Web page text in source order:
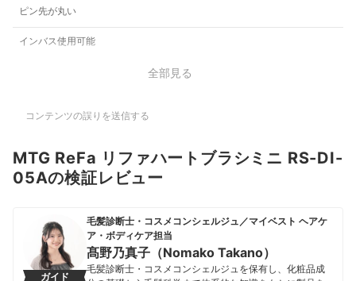
ピン先が丸い
インバス使用可能
全部見る
コンテンツの誤りを送信する
MTG ReFa リファハートブラシミニ RS-DI-
05Aの検証レビュー
ガイド
毛髪診断士・コスメコンシェルジュ／マイベスト ヘアケ
ア・ボディケア担当
髙野乃真子（Nomako Takano）
毛髪診断士・コスメコンシェルジュを保有し、化粧品成